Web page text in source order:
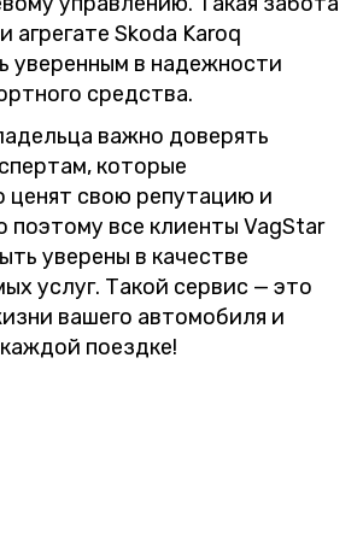
агрегате Skoda Karoq
уверенным в надежности
средства.
важно доверять
которые
ценят свою репутацию и
поэтому все клиенты VagStar
уверены в качестве
услуг. Такой сервис — это
вашего автомобиля и
поездке!